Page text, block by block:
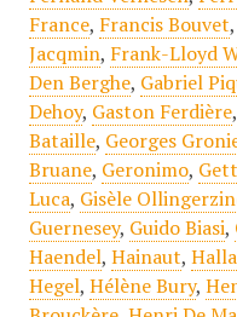
France, Francis Bouvet,
Jacqmin, Frank-Lloyd
Den Berghe, Gabriel
Dehoy, Gaston Ferdière,
Bataille, Georges
Bruane, Geronimo,
Luca, Gisèle
Guernesey, Guido Biasi,
Haendel, Hainaut,
Hegel, Hélène Bury,